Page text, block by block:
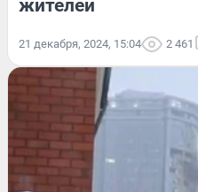
жителей
21 декабря, 2024, 15:04 2 461